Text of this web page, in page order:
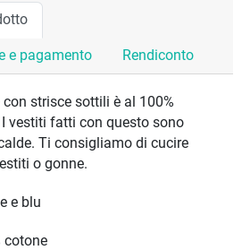
e pagamento Rendiconto
strisce sottili è al 100%
vestiti fatti con questo sono
Ti consigliamo di cucire
o gonne.
e blu
cotone